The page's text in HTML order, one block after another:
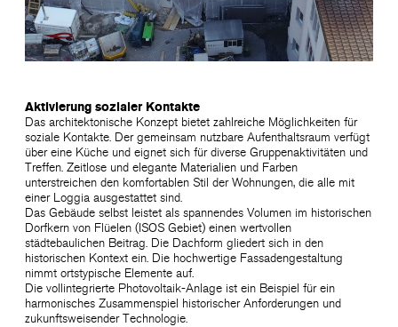
Aktivierung sozialer Kontakte
Das architektonische Konzept bietet zahlreiche Möglichkeiten für
soziale Kontakte. Der gemeinsam nutzbare Aufenthaltsraum verfügt
über eine Küche und eignet sich für diverse Gruppenaktivitäten und
Treffen. Zeitlose und elegante Materialien und Farben
unterstreichen den komfortablen Stil der Wohnungen, die alle mit
einer Loggia ausgestattet sind.
Das Gebäude selbst leistet als spannendes Volumen im historischen
Dorfkern von Flüelen (ISOS Gebiet) einen wertvollen
städtebaulichen Beitrag. Die Dachform gliedert sich in den
historischen Kontext ein. Die hochwertige Fassadengestaltung
nimmt ortstypische Elemente auf.
Die vollintegrierte Photovoltaik-Anlage ist ein Beispiel für ein
harmonisches Zusammenspiel historischer Anforderungen und
zukunftsweisender Technologie.